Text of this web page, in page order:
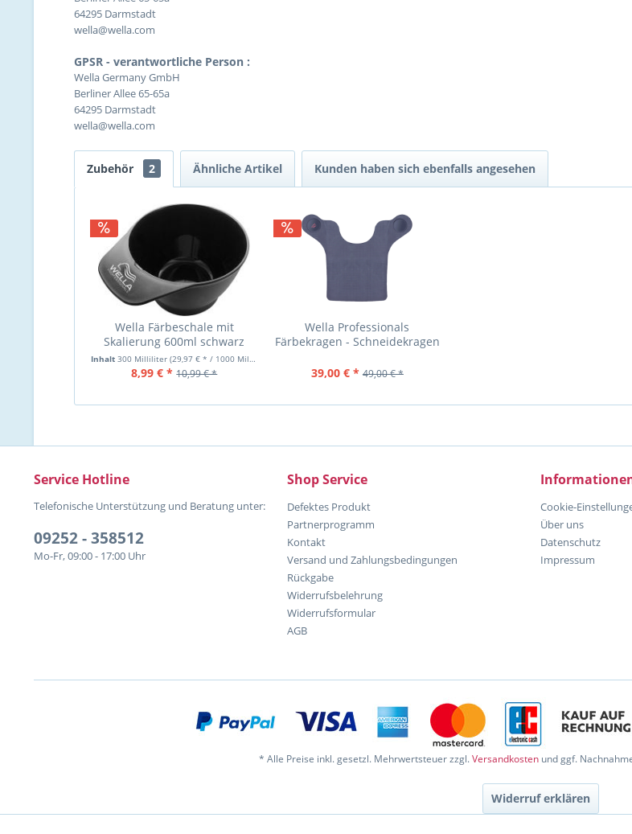
64295 Darmstadt
wella@wella.com
GPSR - verantwortliche Person :
Wella Germany GmbH
Berliner Allee 65-65a
64295 Darmstadt
wella@wella.com
Zubehör 2 Ähnliche Artikel Kunden haben sich ebenfalls angesehen
Wella Färbeschale mit
Skalierung 600ml schwarz
Inhalt 300 Milliliter (29,97 € * / 1000 Milliliter)
8,99 € * 10,99 € *
Wella Professionals
Färbekragen - Schneidekragen
39,00 € * 49,00 € *
Service Hotline
Telefonische Unterstützung und Beratung unter:
09252 - 358512
Mo-Fr, 09:00 - 17:00 Uhr
Shop Service
Defektes Produkt
Partnerprogramm
Kontakt
Versand und Zahlungsbedingungen
Rückgabe
Widerrufsbelehrung
Widerrufsformular
AGB
Cookie-
Über uns
Datenschutz
Impressum
* Alle Preise inkl. gesetzl. Mehrwertsteuer zzgl.Versandkostenund ggf.
Widerruf erklären